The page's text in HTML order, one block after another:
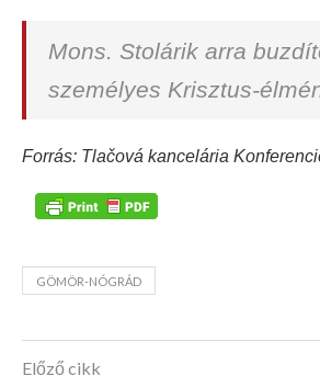
Mons. Stolárik arra
személyes Krisztus-
Forrás: Tlačová kancelária
GÖMÖR-NÓGRÁD
Előző cikk